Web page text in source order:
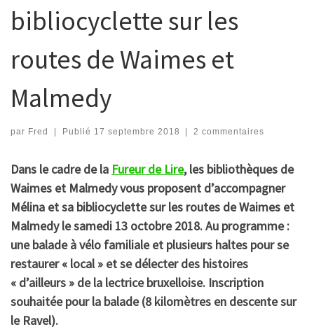
bibliocyclette sur les
routes de Waimes et
Malmedy
par Fred | Publié 17 septembre 2018 | 2 commentaires
Dans le cadre de la Fureur de Lire, les bibliothèques de
Waimes et Malmedy vous proposent d’accompagner
Mélina et sa bibliocyclette sur les routes de Waimes et
Malmedy le samedi 13 octobre 2018. Au programme :
une balade à vélo familiale et plusieurs haltes pour se
restaurer « local » et se délecter des histoires
« d’ailleurs » de la lectrice bruxelloise. Inscription
souhaitée pour la balade (8 kilomètres en descente sur
le Ravel).